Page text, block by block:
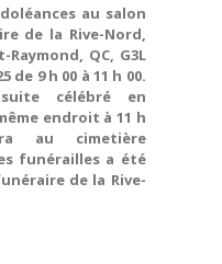
au salon
de la Rive-Nord,
Raymond, QC, G3L
de 9 h 00 à 11 h 00.
célébré en
endroit à 11 h
au cimetière
funérailles a été
de la Rive-